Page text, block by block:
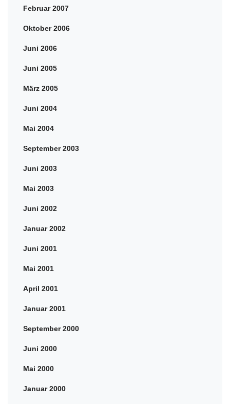
Februar 2007
Oktober 2006
Juni 2006
Juni 2005
März 2005
Juni 2004
Mai 2004
September 2003
Juni 2003
Mai 2003
Juni 2002
Januar 2002
Juni 2001
Mai 2001
April 2001
Januar 2001
September 2000
Juni 2000
Mai 2000
Januar 2000